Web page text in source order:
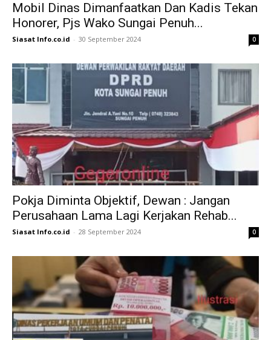
Mobil Dinas Dimanfaatkan Dan Kadis Tekan
Honorer, Pjs Wako Sungai Penuh...
Siasat Info.co.id - 30 September 2024 0
Pokja Diminta Objektif, Dewan : Jangan
Perusahaan Lama Lagi Kerjakan Rehab...
Siasat Info.co.id - 28 September 2024 0